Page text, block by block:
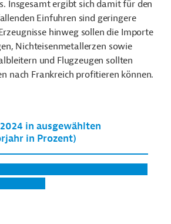
Insgesamt ergibt sich damit für den
Einfuhren sind geringere
hinweg sollen die Importe
Nichteisenmetallerzen sowie
und Flugzeugen sollten
nach Frankreich profitieren können.